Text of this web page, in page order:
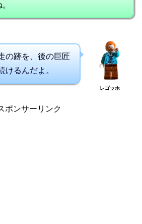
の跡を、後の巨匠
けるんだよ。
レゴッホ
ポンサーリンク